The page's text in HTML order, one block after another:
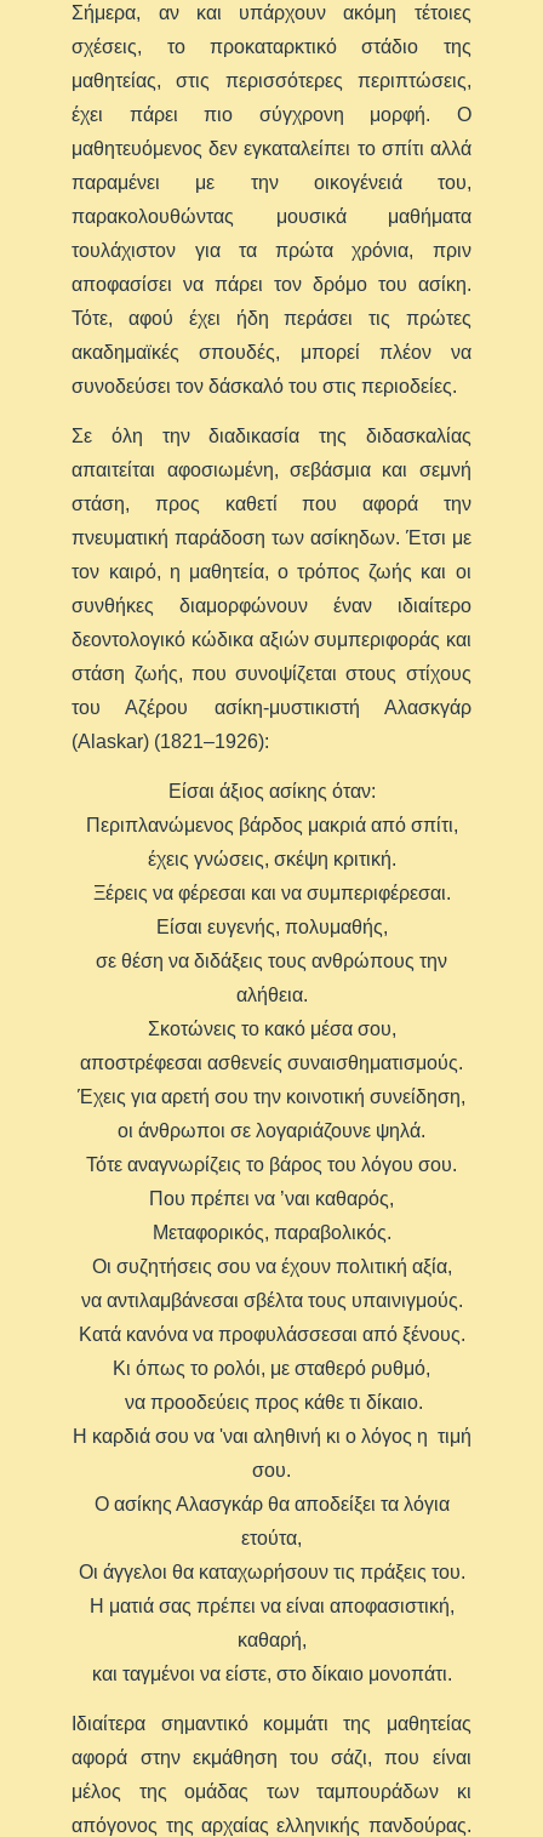
Σήμερα, αν και υπάρχουν ακόμη τέτοιες
σχέσεις, το προκαταρκτικό στάδιο της
μαθητείας, στις περισσότερες περιπτώσεις,
έχει πάρει πιο σύγχρονη μορφή. Ο
μαθητευόμενος δεν εγκαταλείπει το σπίτι αλλά
παραμένει με την οικογένειά του,
παρακολουθώντας μουσικά μαθήματα
τουλάχιστον για τα πρώτα χρόνια, πριν
αποφασίσει να πάρει τον δρόμο του ασίκη.
Τότε, αφού έχει ήδη περάσει τις πρώτες
ακαδημαϊκές σπουδές, μπορεί πλέον να
συνοδεύσει τον δάσκαλό του στις περιοδείες.
Σε όλη την διαδικασία της διδασκαλίας
απαιτείται αφοσιωμένη, σεβάσμια και σεμνή
στάση, προς καθετί που αφορά την
πνευματική παράδοση των ασίκηδων. Έτσι με
τον καιρό, η μαθητεία, ο τρόπος ζωής και οι
συνθήκες διαμορφώνουν έναν ιδιαίτερο
δεοντολογικό κώδικα αξιών συμπεριφοράς και
στάση ζωής, που συνοψίζεται στους στίχους
του Αζέρου ασίκη-μυστικιστή Αλασκγάρ
(Alaskar) (1821–1926):
Είσαι άξιος ασίκης όταν:
Περιπλανώμενος βάρδος μακριά από σπίτι,
έχεις γνώσεις, σκέψη κριτική.
Ξέρεις να φέρεσαι και να συμπεριφέρεσαι.
Είσαι ευγενής, πολυμαθής,
σε θέση να διδάξεις τους ανθρώπους την
αλήθεια.
Σκοτώνεις το κακό μέσα σου,
αποστρέφεσαι ασθενείς συναισθηματισμούς.
Έχεις για αρετή σου την κοινοτική συνείδηση,
οι άνθρωποι σε λογαριάζουνε ψηλά.
Τότε αναγνωρίζεις το βάρος του λόγου σου.
Που πρέπει να ’ναι καθαρός,
Μεταφορικός, παραβολικός.
Οι συζητήσεις σου να έχουν πολιτική αξία,
να αντιλαμβάνεσαι σβέλτα τους υπαινιγμούς.
Κατά κανόνα να προφυλάσσεσαι από ξένους.
Κι όπως το ρολόι, με σταθερό ρυθμό,
να προοδεύεις προς κάθε τι δίκαιο.
Η καρδιά σου να 'ναι αληθινή κι ο λόγος η τιμή
σου.
Ο ασίκης Αλασγκάρ θα αποδείξει τα λόγια
ετούτα,
Οι άγγελοι θα καταχωρήσουν τις πράξεις του.
Η ματιά σας πρέπει να είναι αποφασιστική,
καθαρή,
και ταγμένοι να είστε, στο δίκαιο μονοπάτι.
Ιδιαίτερα σημαντικό κομμάτι της μαθητείας
αφορά στην εκμάθηση του σάζι, που είναι
μέλος της ομάδας των ταμπουράδων κι
απόγονος της αρχαίας ελληνικής πανδούρας.